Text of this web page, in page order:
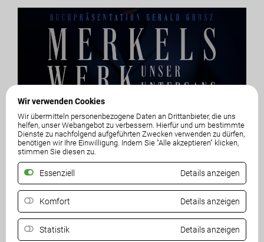
Wir verwenden Cookies
Wir übermitteln personenbezogene Daten an Drittanbieter, die uns
helfen, unser Webangebot zu verbessern. Hierfür und um bestimmte
Dienste zu nachfolgend aufgeführten Zwecken verwenden zu dürfen,
benötigen wir Ihre Einwilligung. Indem Sie "Alle akzeptieren" klicken,
stimmen Sie diesen zu.
Essenziell Details anzeigen
Komfort Details anzeigen
Statistik Details anzeigen